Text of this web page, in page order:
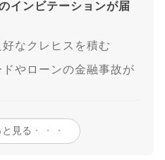
インビテーションが届
なクレヒスを積む
やローンの金融事故が
インビテーションのた
と見る ・・・